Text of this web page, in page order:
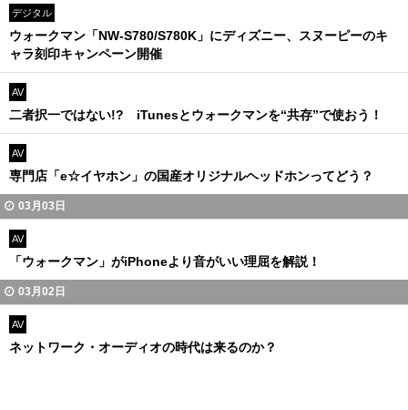
デジタル
ウォークマン「NW-S780/S780K」にディズニー、スヌーピーのキ
ャラ刻印キャンペーン開催
AV
二者択一ではない!? iTunesとウォークマンを“共存”で使おう！
AV
専門店「e☆イヤホン」の国産オリジナルヘッドホンってどう？
03月03日
AV
「ウォークマン」がiPhoneより音がいい理屈を解説！
03月02日
AV
ネットワーク・オーディオの時代は来るのか？